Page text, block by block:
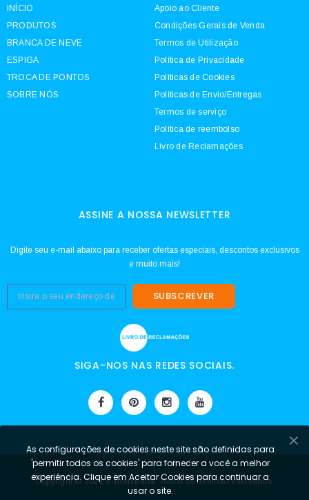
INÍCIO
PRODUTOS
BRANCA DE NEVE
ESPIGA
TROCA DE PONTOS
SOBRE NÓS
Apoio ao Cliente
Condições Gerais de Venda
Termos de Utilização
Política de Privacidade
Políticas de Cookies
Políticas de Envio/Entregas
Termos de serviço
Política de reembolso
Livro de Reclamações
ASSINE A NOSSA NEWSLETTER
Digite seu e-mail abaixo para receber ofertas especiais, descontos exclusivos
e muito mais!
SUBSCREVER
SIGA-NOS NAS REDES SOCIAIS.
Copyright © 2021 E-mercearia. Todos os direitos reservados.
As configurações de cookies neste site são definidas para
'permitir todos os cookies' para fornecer a você a melhor
experiência. Clique em Aceitar Cookies para continuar a
usar o site.